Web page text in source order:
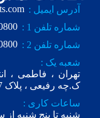
آدرس ایمیل :
شماره تلفن 1 :
شماره تلفن 2 :
شعبه یک :
تهران ، فاطمی ،
ک.چه رفیعی ، پلاک 27 زنگ سوم
ساعات کاری :
شنبه تا پنج شنبه از ساعت 10:00